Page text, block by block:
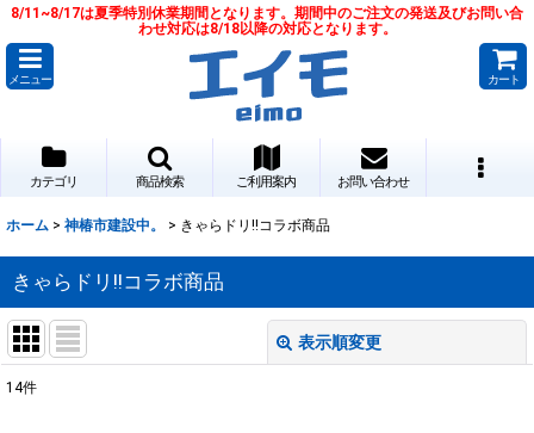
8/11~8/17は夏季特別休業期間となります。期間中のご注文の発送及びお問い合
わせ対応は8/18以降の対応となります。
メニュー カート
カテゴリ 商品検索 ご利用案内 お問い合わせ
ホーム > 神椿市建設中。 > きゃらドリ!!コラボ商品
きゃらドリ!!コラボ商品
表示順変更
14件